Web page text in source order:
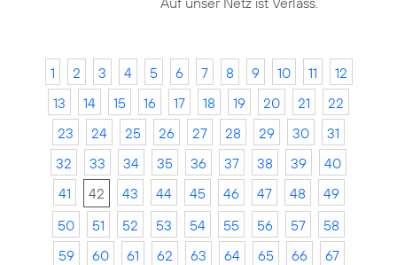
1 2 3 4 5 6 7 8 9 10 11
12
13
14 15 16 17 18 19 20 21
22
23
24 25 26 27 28 29 30
31
32
33 34 35 36 37 38 39
40
41
42 43 44 45 46 47 48
49
50
51 52 53 54 55 56 57
58
59
60 61 62 63 64 65 66
67